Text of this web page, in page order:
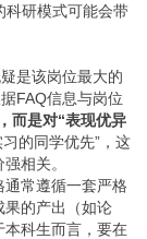
科研模式可能会带
是该岗位最大的
FAQ信息与岗位
而是对“表现优异
的同学优先”，这
相关。
通常遵循一套严格
果的产出（如论
本科生而言，要在